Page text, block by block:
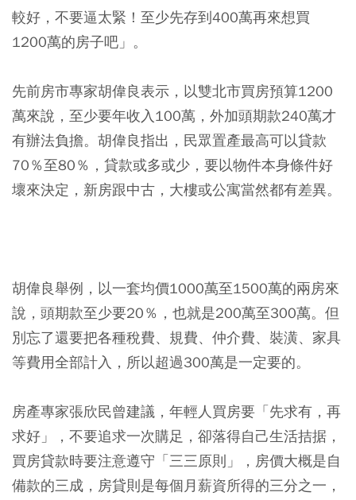
較好，不要逼太緊！至少先存到400萬再來想買
1200萬的房子吧」。
先前房市專家胡偉良表示，以雙北市買房預算1200
萬來說，至少要年收入100萬，外加頭期款240萬才
有辦法負擔。胡偉良指出，民眾置產最高可以貸款
70％至80％，貸款或多或少，要以物件本身條件好
壞來決定，新房跟中古，大樓或公寓當然都有差異。
胡偉良舉例，以一套均價1000萬至1500萬的兩房來
說，頭期款至少要20％，也就是200萬至300萬。但
別忘了還要把各種稅費、規費、仲介費、裝潢、家具
等費用全部計入，所以超過300萬是一定要的。
房產專家張欣民曾建議，年輕人買房要「先求有，再
求好」，不要追求一次購足，卻落得自己生活拮据，
買房貸款時要注意遵守「三三原則」，房價大概是自
備款的三成，房貸則是每個月薪資所得的三分之一，